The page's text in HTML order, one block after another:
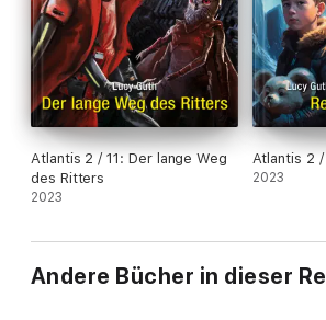
Atlantis 2 / 11: Der lange Weg
des Ritters
2023
Atlantis 2
2023
Andere Bücher in dieser